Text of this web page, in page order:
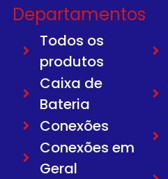
Departamentos
Todos os
produtos
Caixa de
Bateria
Conexões
Conexões em
Geral